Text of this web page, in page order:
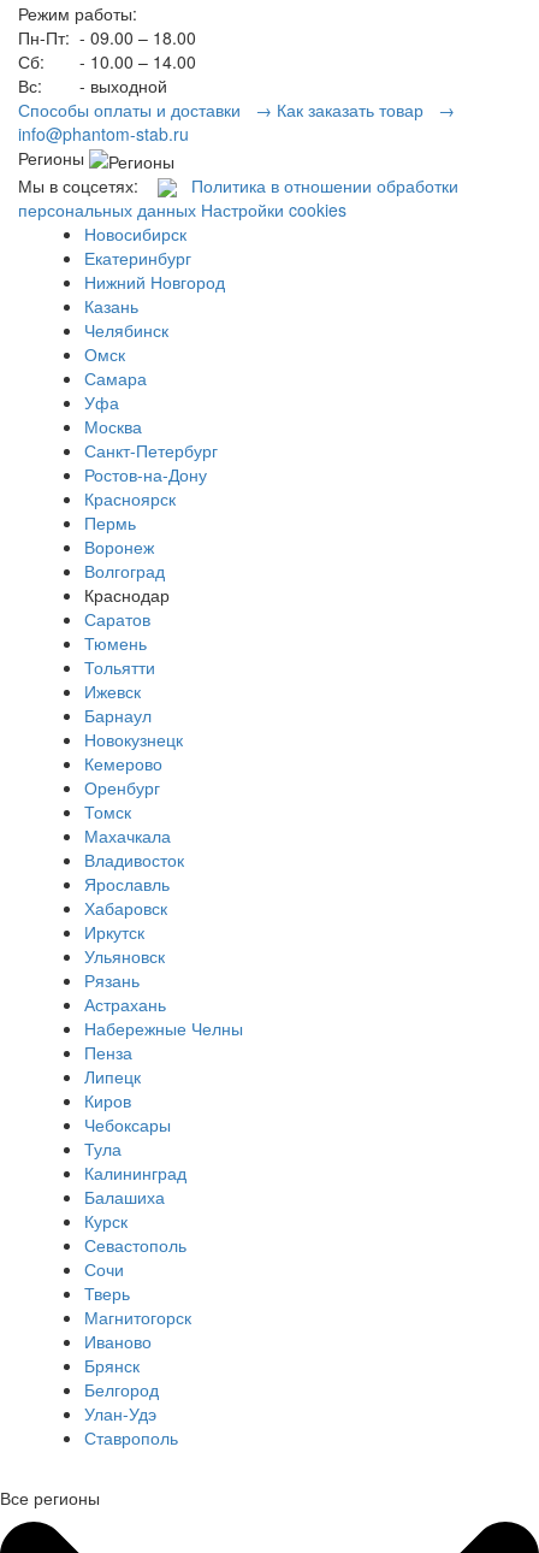
Режим работы:
Пн-Пт: - 09.00 – 18.00
Сб:
- 10.00 – 14.00
Вс:
- выходной
Способы оплаты и доставки → Как заказать товар →
info@phantom-stab.ru
Регионы
Мы в соцсетях:
Политика в отношении обработки
персональных данных Настройки cookies
Новосибирск
Екатеринбург
Нижний Новгород
Казань
Челябинск
Омск
Самара
Уфа
Москва
Санкт-Петербург
Ростов-на-Дону
Красноярск
Пермь
Воронеж
Волгоград
Краснодар
Саратов
Тюмень
Тольятти
Ижевск
Барнаул
Новокузнецк
Кемерово
Оренбург
Томск
Махачкала
Владивосток
Ярославль
Хабаровск
Иркутск
Ульяновск
Рязань
Астрахань
Набережные Челны
Пенза
Липецк
Киров
Чебоксары
Тула
Калининград
Балашиха
Курск
Севастополь
Сочи
Тверь
Магнитогорск
Иваново
Брянск
Белгород
Улан-Удэ
Ставрополь
Все регионы